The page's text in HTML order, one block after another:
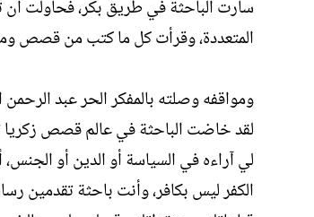
سارت الباحثة في طريق بكر، فحاولت
المتعددة، وقرأت كل ما كتب من قصص
ومواقفه وصلته بالمفكر الحر عبد
لقد خاضت الباحثة في عالم قصص زكريا
لي آراءه في السياسة أو الدين أو
الكفر ليس بكافر، وأنت باحثة تقدمين